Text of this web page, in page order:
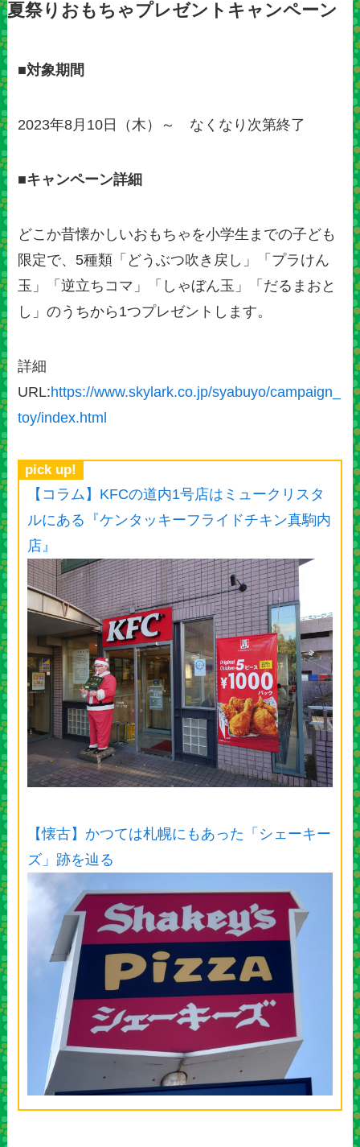
夏祭りおもちゃプレゼントキャンペーン
■対象期間
2023年8月10日（木）～ なくなり次第終了
■キャンペーン詳細
どこか昔懐かしいおもちゃを小学生までの子ども
限定で、5種類「どうぶつ吹き戻し」「プラけん
玉」「逆立ちコマ」「しゃぼん玉」「だるまおと
し」のうちから1つプレゼントします。
詳細
URL:https://www.skylark.co.jp/syabuyo/campaign_
toy/index.html
pick up!
【コラム】KFCの道内1号店はミュークリスタ
ルにある『ケンタッキーフライドチキン真駒内
店』
【懐古】かつては札幌にもあった「シェーキー
ズ」跡を辿る